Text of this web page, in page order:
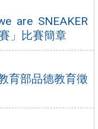
are SNEAKER
」比賽簡章
育部品德教育徵